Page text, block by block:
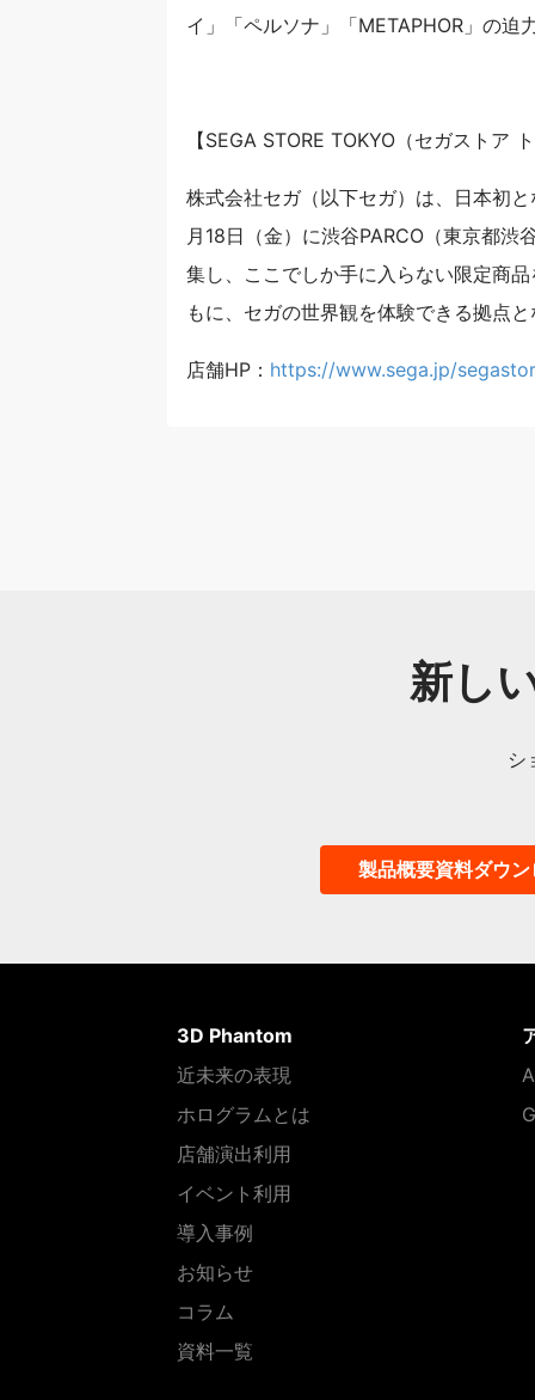
イ」「ペルソナ」「METAPHOR」の迫
【SEGA STORE TOKYO（セガストア
株式会社セガ（以下セガ）は、日本初
月18日（金）に渋谷PARCO（東京都
集し、ここでしか手に入らない限定商
もに、セガの世界観を体験できる拠点
店舗HP： https://www.sega.jp/
新し
シ
製品概要資料ダウ
3D Phantom
近未来の表現
ホログラムとは
店舗演出利用
イベント利用
導入事例
お知らせ
コラム
資料一覧